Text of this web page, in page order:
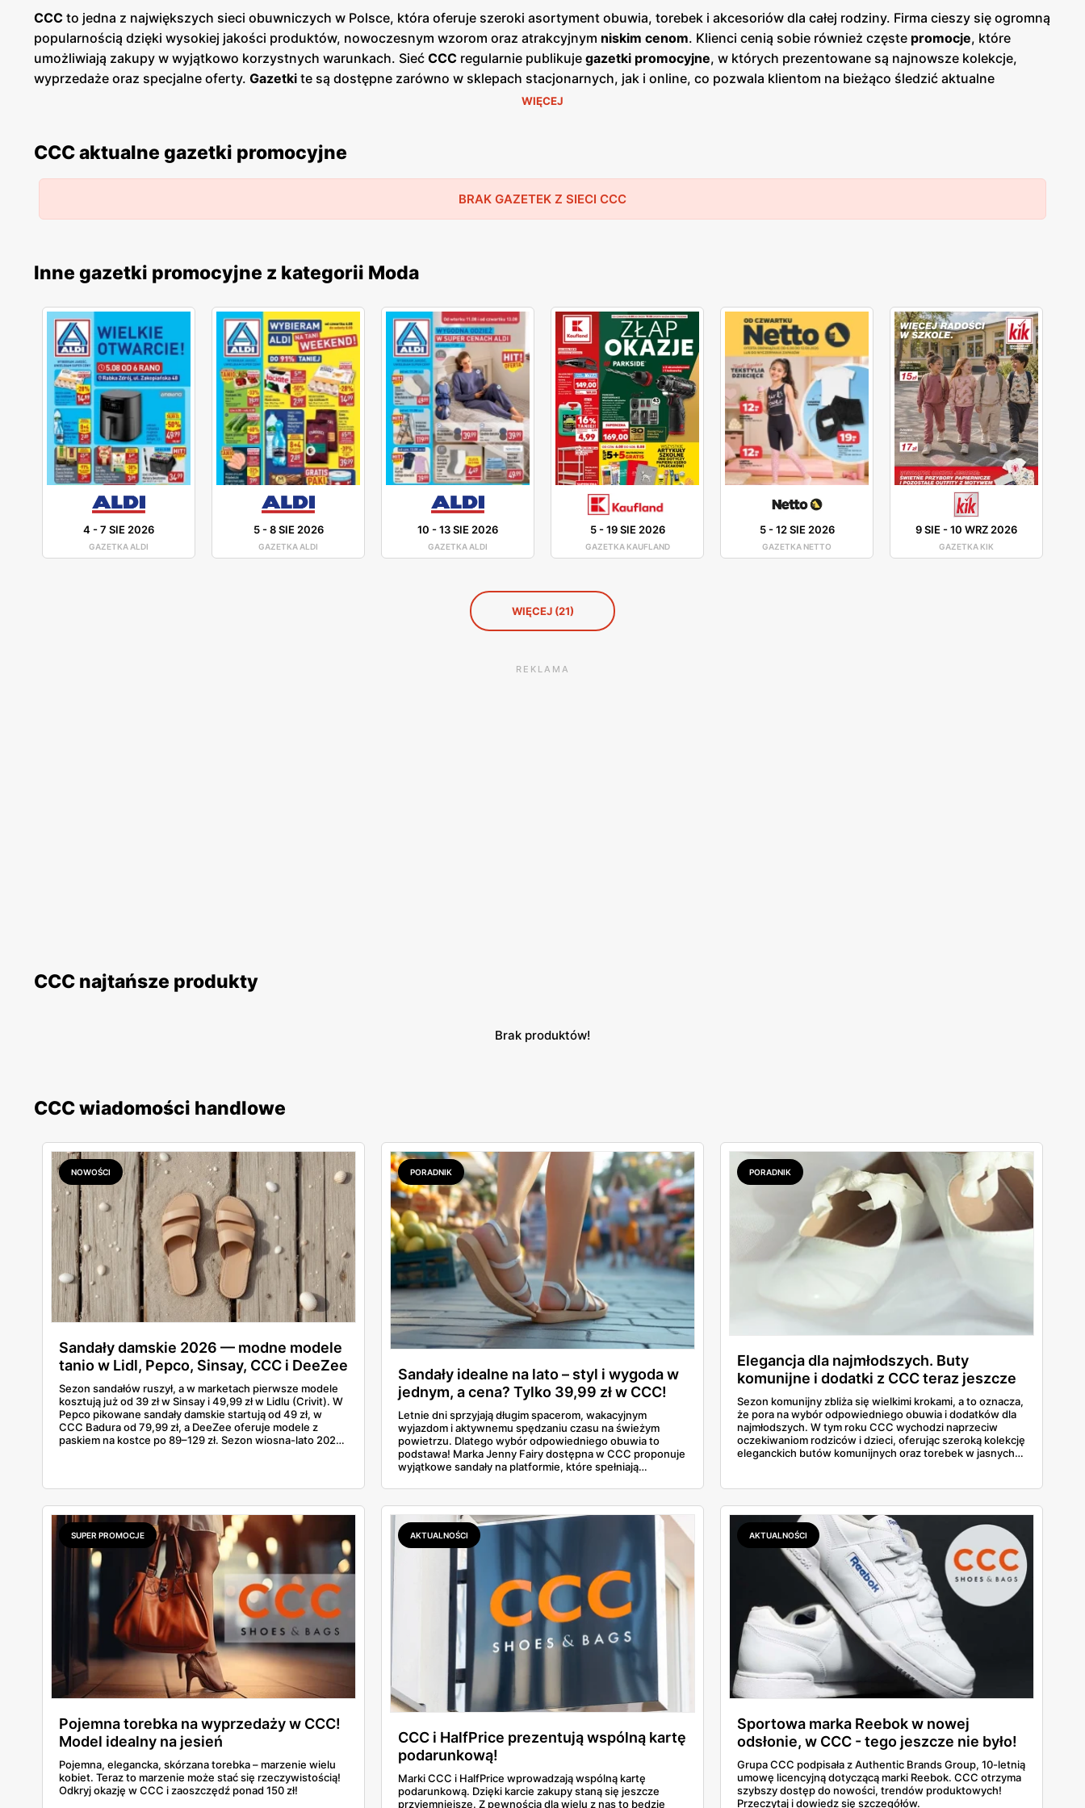
CCC to jedna z największych sieci obuwniczych w Polsce, która oferuje szeroki asortyment obuwia, torebek i akcesoriów dla całej rodziny. Firma cieszy się ogromną
popularnością dzięki wysokiej jakości produktów, nowoczesnym wzorom oraz atrakcyjnym niskim cenom. Klienci cenią sobie również częste promocje, które
umożliwiają zakupy w wyjątkowo korzystnych warunkach. Sieć CCC regularnie publikuje gazetki promocyjne, w których prezentowane są najnowsze kolekcje,
wyprzedaże oraz specjalne oferty. Gazetki te są dostępne zarówno w sklepach stacjonarnych, jak i online, co pozwala klientom na bieżąco śledzić aktualne
i planować zakupy. Publikacje te pojawiają się zazwyczaj co miesiąc, dostarczając świeżych informacji o nowościach i rabatach. Produkty
produktowym,CCCdostarcza produkty, które spełniają oczekiwania najbardziej wymagających klientów. Sklepy
terenie całej Polski, co ułatwia dostęp do szerokiej gamy produktów obuwniczych i akcesoriów. Firma kładzie duży nacisk na jakość obsługi oraz pomoc w wyborze
odpowiednich produktów, oferując fachowe doradztwo i wsparcie na każdym etapie zakupów. Dzięki temu
WIĘCEJ
CCC aktualne gazetki promocyjne
BRAK GAZETEK Z SIECI CCC
Inne gazetki promocyjne z kategorii Moda
4 -7 SIE 2026
GAZETKA ALDI
5-8 SIE 2026
GAZETKA ALDI
10 -13 SIE 2026
GAZETKA ALDI
5-19 SIE 2026
GAZETKA KAUFLAND
5-12 SIE 2026
GAZETKA NETTO
9 SIE -10 WRZ 2026
GAZETKA KIK
WIĘCEJ (21)
REKLAMA
CCC najtańsze produkty
Brak produktów!
CCC wiadomości handlowe
NOWOŚCI
Sandały damskie 2026 — modne modele
tanio w Lidl, Pepco, Sinsay, CCC i DeeZee
od 39 zł
Sezon sandałów ruszył, a w marketach pierwsze modele
kosztują już od 39 zł w Sinsay i 49,99 zł w Lidlu (Crivit). W
Pepco pikowane sandały damskie startują od 49 zł, w
CCC Badura od 79,99 zł, a DeeZee oferuje modele z
paskiem na kostce po 89–129 zł. Sezon wiosna-lato 2026
wakacje
PORADNIK
Sandały idealne na lato – styl i wygoda w
jednym, a cena? Tylko 39,99 zł w CCC!
Letnie dni sprzyjają długim spacerom, wakacyjnym
wyjazdom i aktywnemu spędzaniu czasu na świeżym
powietrzu. Dlatego wybór odpowiedniego obuwia to
podstawa! Marka Jenny Fairy dostępna w CCC proponuje
wyjątkowe sandały na platformie, które spełniają
modne i... niezwykle przystępne cenowo.
PORADNIK
Elegancja dla najmłodszych. Buty
komunijne i dodatki z CCC teraz jeszcze
taniej!
Sezon komunijny zbliża się wielkimi krokami, a to oznacza,
że pora na wybór odpowiedniego obuwia i dodatków dla
najmłodszych. W tym roku CCC wychodzi naprzeciw
oczekiwaniom rodziców i dzieci, oferując szeroką kolekcję
eleganckich butów komunijnych oraz torebek w jasnych,
SUPER PROMOCJE
Pojemna torebka na wyprzedaży w CCC!
Model idealny na jesień
Pojemna, elegancka, skórzana torebka – marzenie wielu
kobiet. Teraz to marzenie może stać się rzeczywistością!
Odkryj okazję w CCC i zaoszczędź ponad 150 zł!
AKTUALNOŚCI
CCC i HalfPrice prezentują wspólną kartę
podarunkową!
Marki CCC i HalfPrice wprowadzają wspólną kartę
podarunkową. Dzięki karcie zakupy staną się jeszcze
przyjemniejsze. Z pewnością dla wielu z nas to będzie
AKTUALNOŚCI
Sportowa marka Reebok w nowej
odsłonie, w CCC - tego jeszcze nie było!
Grupa CCC podpisała z Authentic Brands Group, 10-letnią
umowę licencyjną dotyczącą marki Reebok. CCC otrzyma
szybszy dostęp do nowości, trendów produktowych!
Przeczytaj i dowiedz się szczegółów.